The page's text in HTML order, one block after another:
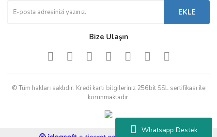
Whatsapp Destek
EKLE
Bize Ulaşın
© Tüm hakları saklıdır. Kredi kartı bilgileriniz 256bit SSL sertifikası ile
korunmaktadır.